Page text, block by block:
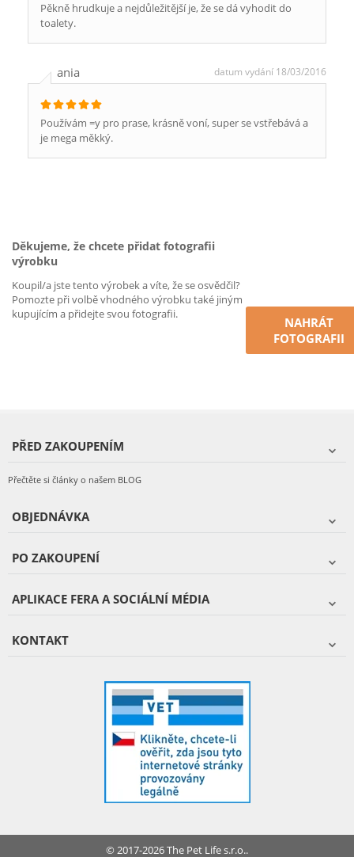
Pěkně hrudkuje a nejdůležitější je, že se dá vyhodit do
toalety.
ania datum vydání 18/03/2016
Používám =y pro prase, krásně voní, super se vstřebává a
je mega měkký.
Děkujeme, že chcete přidat fotografii
výrobku
Koupil/a jste tento výrobek a víte, že se osvědčil?
Pomozte při volbě vhodného výrobku také jiným
kupujícím a přidejte svou fotografii.
NAHRÁT
FOTOGRAFII
PŘED ZAKOUPENÍM
Přečtěte si články o našem BLOG
OBJEDNÁVKA
PO ZAKOUPENÍ
APLIKACE FERA A SOCIÁLNÍ MÉDIA
KONTAKT
© 2017-2026 The Pet Life s.r.o..